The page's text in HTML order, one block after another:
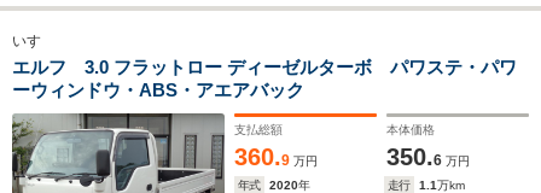
いすゞ
エルフ 3.0 フラットロー ディーゼルターボ パワステ・パワ
ーウィンドウ・ABS・アエアバック
支払総額
360.9 万円
本体価格
350.6 万円
年式
2020年 走行 1.1万km